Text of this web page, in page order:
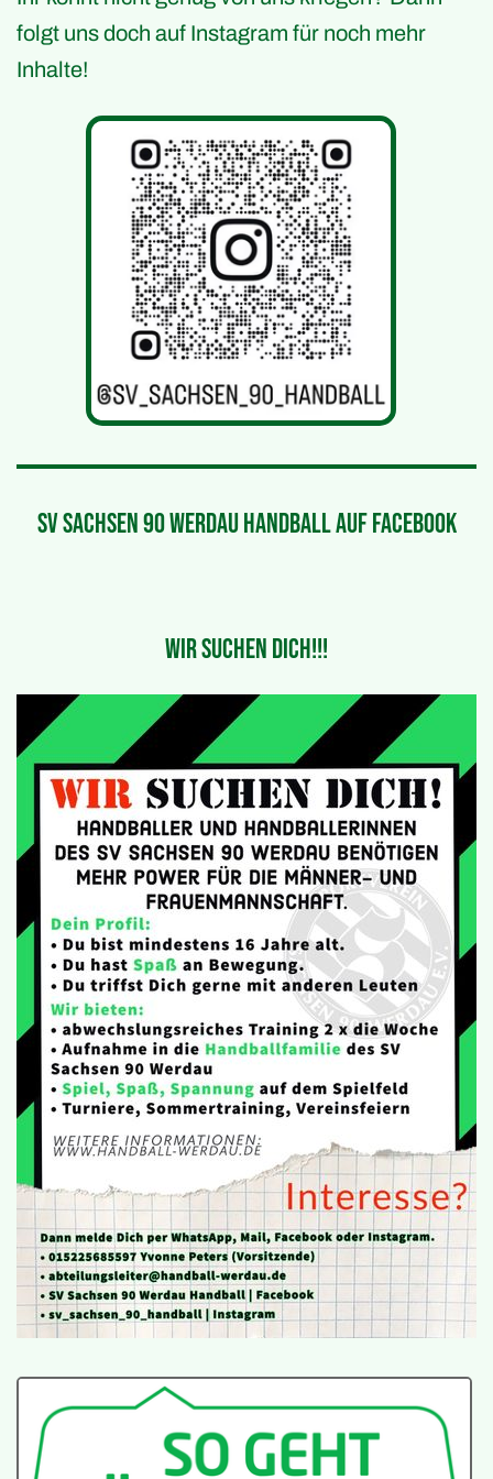
folgt uns doch auf Instagram für noch mehr
Inhalte!
SV Sachsen 90 Werdau Handball auf Facebook
WIR SUCHEN DICH!!!